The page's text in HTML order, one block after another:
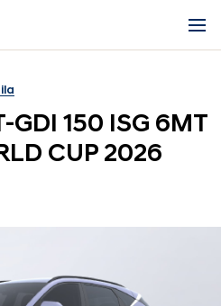
GDI 150 ISG 6MT
CUP 2026